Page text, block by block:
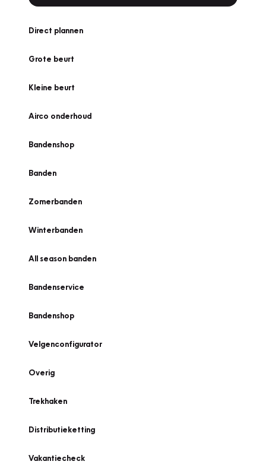
Direct plannen
Grote beurt
Kleine beurt
Airco onderhoud
Bandenshop
Banden
Zomerbanden
Winterbanden
All season banden
Bandenservice
Bandenshop
Velgenconfigurator
Overig
Trekhaken
Distributieketting
Vakantiecheck